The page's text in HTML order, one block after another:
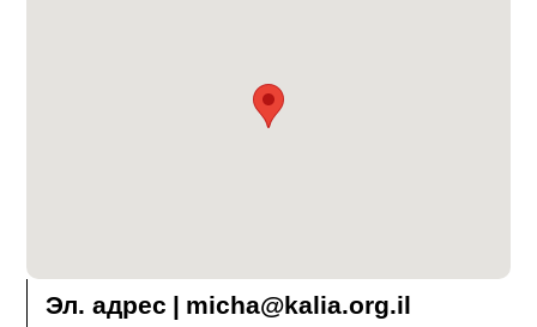
Эл. адрес | micha@kalia.org.il